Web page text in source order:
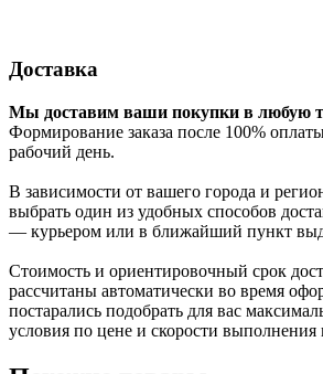
Доставка
Мы доставим ваши покупки в любую
Формирование заказа после 100%
рабочий день.
В зависимости от вашего города и
выбрать один из удобных способов
— курьером или в ближайший пункт
Стоимость и ориентировочный срок
рассчитаны автоматически во время
постарались подобрать для вас
условия по цене и скорости выполнения